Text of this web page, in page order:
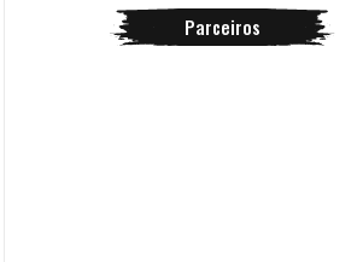
Parceiros